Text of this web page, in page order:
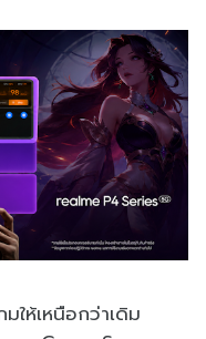
ให้เหนือกว่าเดิม